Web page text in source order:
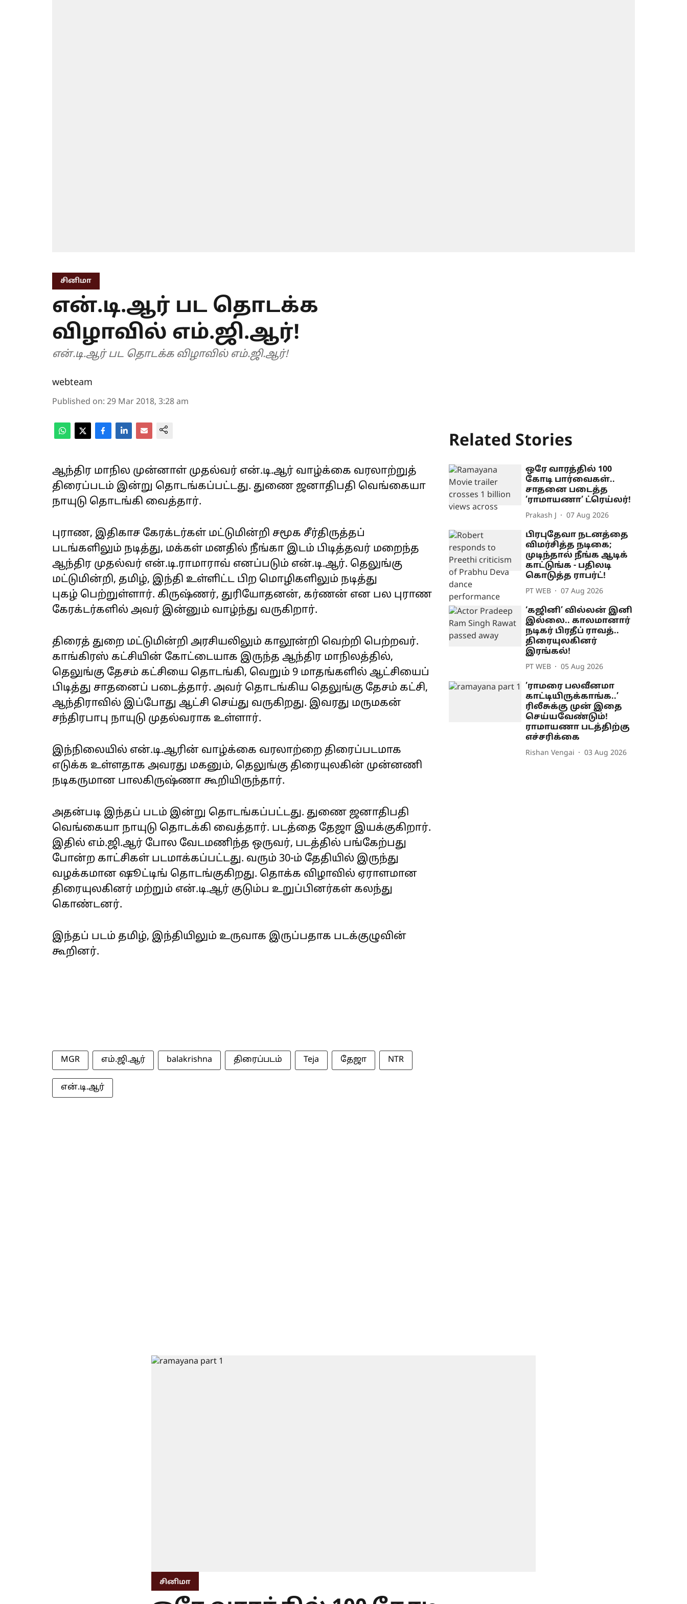
சினிமா
என்.டி.ஆர் பட தொடக்க
விழாவில் எம்.ஜி.ஆர்!
என்.டி.ஆர் பட தொடக்க விழாவில் எம்.ஜி.ஆர்!
webteam
Published on: 29 Mar 2018, 3:28 am
ஆந்திர மாநில முன்னாள் முதல்வர் என்.டி.ஆர் வாழ்க்கை வரலாற்றுத்
திரைப்படம் இன்று தொடங்கப்பட்டது. துணை ஜனாதிபதி வெங்கையா
நாயுடு தொடங்கி வைத்தார்.
புராண, இதிகாச கேரக்டர்கள் மட்டுமின்றி சமூக சீர்திருத்தப்
படங்களிலும் நடித்து, மக்கள் மனதில் நீங்கா இடம் பிடித்தவர் மறைந்த
ஆந்திர முதல்வர் என்.டி.ராமாராவ் எனப்படும் என்.டி.ஆர். தெலுங்கு
மட்டுமின்றி, தமிழ், இந்தி உள்ளிட்ட பிற மொழிகளிலும் நடித்து
புகழ் பெற்றுள்ளார். கிருஷ்ணர், துரியோதனன், கர்ணன் என பல புராண
கேரக்டர்களில் அவர் இன்னும் வாழ்ந்து வருகிறார்.
திரைத் துறை மட்டுமின்றி அரசியலிலும் காலூன்றி வெற்றி பெற்றவர்.
காங்கிரஸ் கட்சியின் கோட்டையாக இருந்த ஆந்திர மாநிலத்தில்,
தெலுங்கு தேசம் கட்சியை தொடங்கி, வெறும் 9 மாதங்களில் ஆட்சியைப்
பிடித்து சாதனைப் படைத்தார். அவர் தொடங்கிய தெலுங்கு தேசம் கட்சி,
ஆந்திராவில் இப்போது ஆட்சி செய்து வருகிறது. இவரது மருமகன்
சந்திரபாபு நாயுடு முதல்வராக உள்ளார்.
இந்நிலையில் என்.டி.ஆரின் வாழ்க்கை வரலாற்றை திரைப்படமாக
எடுக்க உள்ளதாக அவரது மகனும், தெலுங்கு திரையுலகின் முன்னணி
நடிகருமான பாலகிருஷ்ணா கூறியிருந்தார்.
அதன்படி இந்தப் படம் இன்று தொடங்கப்பட்டது. துணை ஜனாதிபதி
வெங்கையா நாயுடு தொடக்கி வைத்தார். படத்தை தேஜா இயக்குகிறார்.
இதில் எம்.ஜி.ஆர் போல வேடமணிந்த ஒருவர், படத்தில் பங்கேற்பது
போன்ற காட்சிகள் படமாக்கப்பட்டது. வரும் 30-ம் தேதியில் இருந்து
வழக்கமான ஷூட்டிங் தொடங்குகிறது. தொக்க விழாவில் ஏராளமான
திரையுலகினர் மற்றும் என்.டி.ஆர் குடும்ப உறுப்பினர்கள் கலந்து
கொண்டனர்.
இந்தப் படம் தமிழ், இந்தியிலும் உருவாக இருப்பதாக படக்குழுவின்
கூறினர்.
MGR எம்.ஜி.ஆர் balakrishna திரைப்படம் Teja தேஜா NTR
என்.டி.ஆர்
Related Stories
ஒரே வாரத்தில் 100
கோடி பார்வைகள்..
சாதனை படைத்த
’ராமாயணா’ ட்ரெய்லர்!
Prakash J 07 Aug 2026
பிரபுதேவா நடனத்தை
விமர்சித்த நடிகை;
முடிந்தால் நீங்க ஆடிக்
காட்டுங்க - பதிலடி
கொடுத்த ராபர்ட்!
PT WEB 07 Aug 2026
‘கஜினி’ வில்லன் இனி
இல்லை.. காலமானார்
நடிகர் பிரதீப் ராவத்..
திரையுலகினர்
இரங்கல்!
PT WEB 05 Aug 2026
’ராமரை பலவீனமா
காட்டியிருக்காங்க..’
ரிலீசுக்கு முன் இதை
செய்யவேண்டும்!
ராமாயணா படத்திற்கு
எச்சரிக்கை
Rishan Vengai 03 Aug 2026
சினிமா